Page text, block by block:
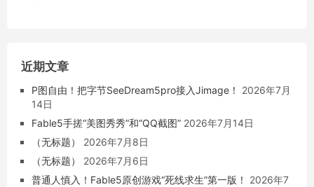
近期文章
P图自由！把字节SeeDream5pro接入Jimage！
2026年7月
14日
Fable5手搓“美图秀秀”和“QQ截图” 2026年7月14日
（无标题）
2026年7月8日
（无标题）
2026年7月6日
普通人慎入！Fable5原创游戏“死线求生”第一版！
2026年7